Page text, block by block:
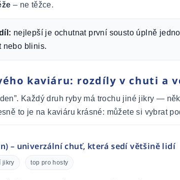
– ne těžce.
nejlepší je ochutnat první sousto úplně
nebo blinis.
kaviáru: rozdíly v chuti a
Každý druh ryby má trochu jiné jikry —
to je na kaviáru krásné: můžete si vybrat
– univerzální chuť, která sedí většině lidí
jikry top pro hosty